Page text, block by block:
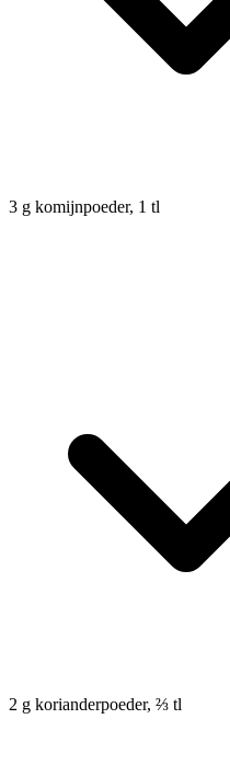
3 g komijnpoeder, 1 tl
2 g korianderpoeder, ⅔ tl